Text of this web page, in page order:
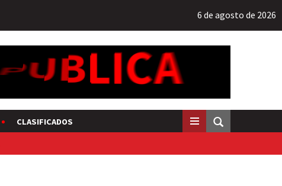
6 de agosto de 2026
CLASIFICADOS